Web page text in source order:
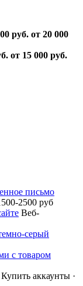
руб. от 20 000
от 15 000 руб.
письмо
2500 руб
Веб-
серый
с товаром
Купить аккаунты ·